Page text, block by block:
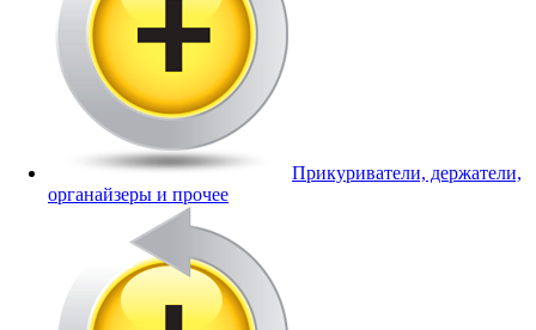
Прикуриватели, держатели,
органайзеры и прочее